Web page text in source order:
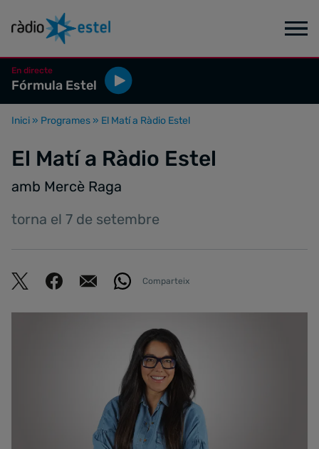
En directe
Fórmula Estel
Inici » Programes » El Matí a Ràdio Estel
El Matí a Ràdio Estel
amb Mercè Raga
torna el 7 de setembre
Comparteix